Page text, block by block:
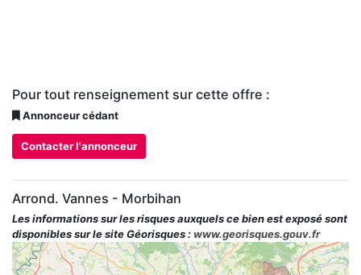
Pour tout renseignement sur cette offre :
Annonceur cédant
Contacter l'annonceur
Arrond. Vannes - Morbihan
Les informations sur les risques auxquels ce bien est exposé sont
disponibles sur le site Géorisques : www.georisques.gouv.fr